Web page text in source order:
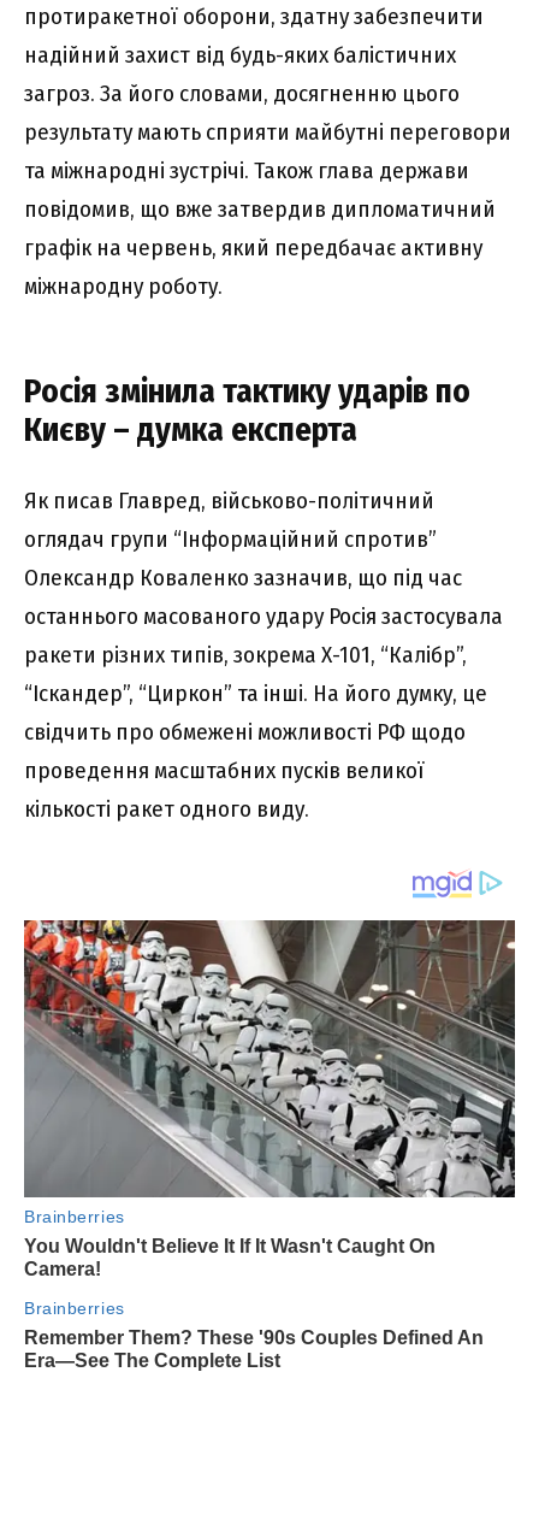
протиракетної оборони, здатну забезпечити
надійний захист від будь-яких балістичних
загроз. За його словами, досягненню цього
результату мають сприяти майбутні переговори
та міжнародні зустрічі. Також глава держави
повідомив, що вже затвердив дипломатичний
графік на червень, який передбачає активну
міжнародну роботу.
Росія змінила тактику ударів по
Києву – думка експерта
Як писав Главред, військово-політичний
оглядач групи “Інформаційний спротив”
Олександр Коваленко зазначив, що під час
останнього масованого удару Росія застосувала
ракети різних типів, зокрема Х-101, “Калібр”,
“Іскандер”, “Циркон” та інші. На його думку, це
свідчить про обмежені можливості РФ щодо
проведення масштабних пусків великої
кількості ракет одного виду.